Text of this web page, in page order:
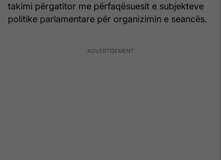
takimi përgatitor me përfaqësuesit e subjekteve
politike parlamentare për organizimin e seancës.